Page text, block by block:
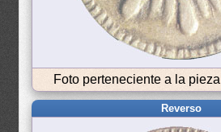
Foto perteneciente a la pieza
Reverso